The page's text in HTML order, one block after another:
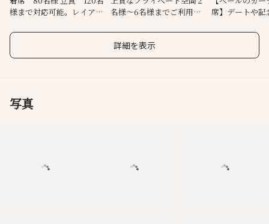
様まで対応可能。レイアウ
名様～6名様までご利用可
席】デートや記
詳細を表示
写真